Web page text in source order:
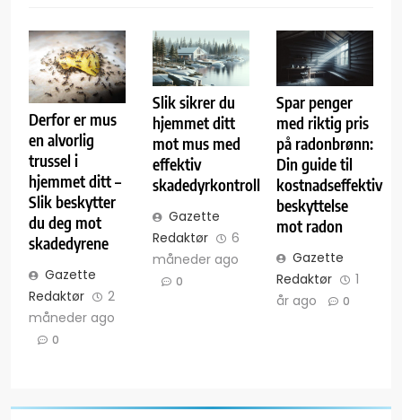
Derfor er mus
en alvorlig
trussel i
hjemmet ditt –
Slik beskytter
du deg mot
skadedyrene
Gazette
Redaktør
2
måneder ago
0
Slik sikrer du
hjemmet ditt
mot mus med
effektiv
skadedyrkontroll
Gazette
Redaktør
6
måneder ago
0
Spar penger
med riktig pris
på radonbrønn:
Din guide til
kostnadseffektiv
beskyttelse
mot radon
Gazette
Redaktør
1
år ago
0